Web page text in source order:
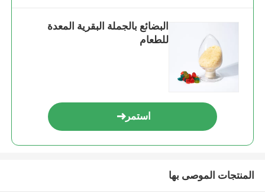
البضائع بالجملة البقرية المعدة
للطعام
استمر
المنتجات الموصى بها